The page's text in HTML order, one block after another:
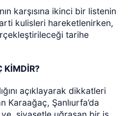
karşısına ikinci bir listenin
kulisleri hareketlenirken,
tarihe
KİMDİR?
açıklayarak dikkatleri
Karaağaç, Şanlıurfa’da